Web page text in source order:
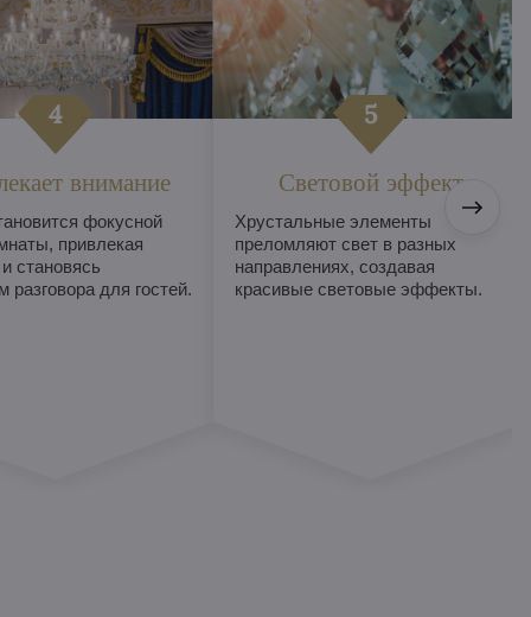
внимание
фокусной
привлекая
становясь
разговора для гостей.
Световой эффект
Хрустальные элементы
преломляют свет в разных
направлениях, создавая
красивые световые эффекты.